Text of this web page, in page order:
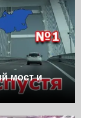
мост и